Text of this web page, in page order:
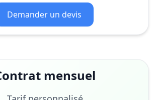
Demander un devis
mensuel